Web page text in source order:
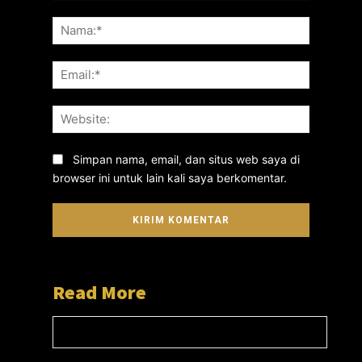
Simpan nama, email, dan situs web saya di
browser ini untuk lain kali saya berkomentar.
Read More